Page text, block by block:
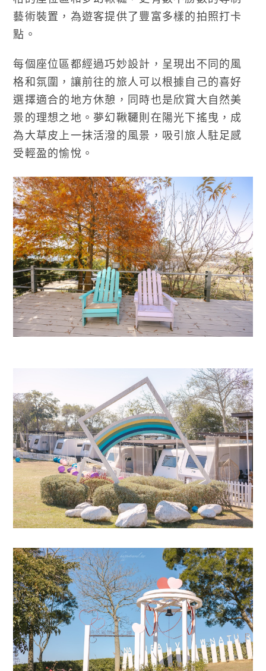
藝術裝置，為遊客提供了豐富多樣的拍照打卡
點。
每個座位區都經過巧妙設計，呈現出不同的風
格和氛圍，讓前往的旅人可以根據自己的喜好
選擇適合的地方休憩，同時也是欣賞大自然美
景的理想之地。夢幻鞦韆則在陽光下搖曳，成
為大草皮上一抹活潑的風景，吸引旅人駐足感
受輕盈的愉悅。